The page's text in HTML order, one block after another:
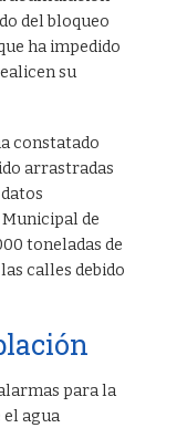
del bloqueo
ha impedido
su
constatado
arrastradas
de
toneladas de
calles debido
para la
el agua